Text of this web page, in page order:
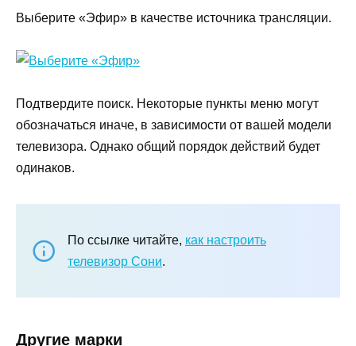
Выберите «Эфир» в качестве источника трансляции.
Подтвердите поиск. Некоторые пункты меню могут
обозначаться иначе, в зависимости от вашей модели
телевизора. Однако общий порядок действий будет
одинаков.
По ссылке читайте, как настроить
телевизор Сони.
Другие марки